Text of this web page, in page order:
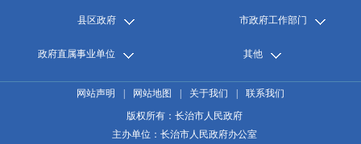
2020年第1期
县区政府 市政府工作部门
政府直属事业单位 其他
网站声明 网站地图 关于我们
联系我们
版权所有：长治市人民政府
主办单位：长治市人民政府办公室